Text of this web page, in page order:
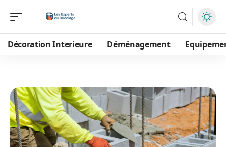
Décoration Interieure Déménagement